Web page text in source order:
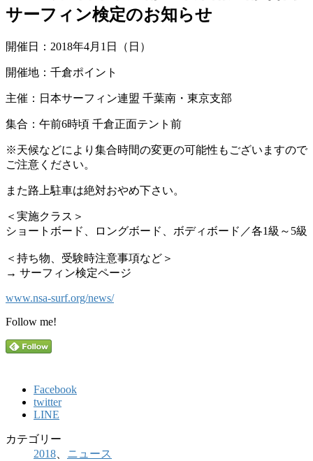
サーフィン検定のお知らせ
開催日：2018年4月1日（日）
開催地：千倉ポイント
主催：日本サーフィン連盟 千葉南・東京支部
集合：午前6時頃 千倉正面テント前
※天候などにより集合時間の変更の可能性もございますので
ご注意ください。
また路上駐車は絶対おやめ下さい。
＜実施クラス＞
ショートボード、ロングボード、ボディボード／各1級～5級
＜持ち物、受験時注意事項など＞
→ サーフィン検定ページ
www.nsa-surf.org/news/
Follow me!
Facebook
twitter
LINE
カテゴリー
2018
ニュース